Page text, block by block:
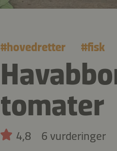
#hovedretter #fisk
tomater
4,8 6 vurderinger